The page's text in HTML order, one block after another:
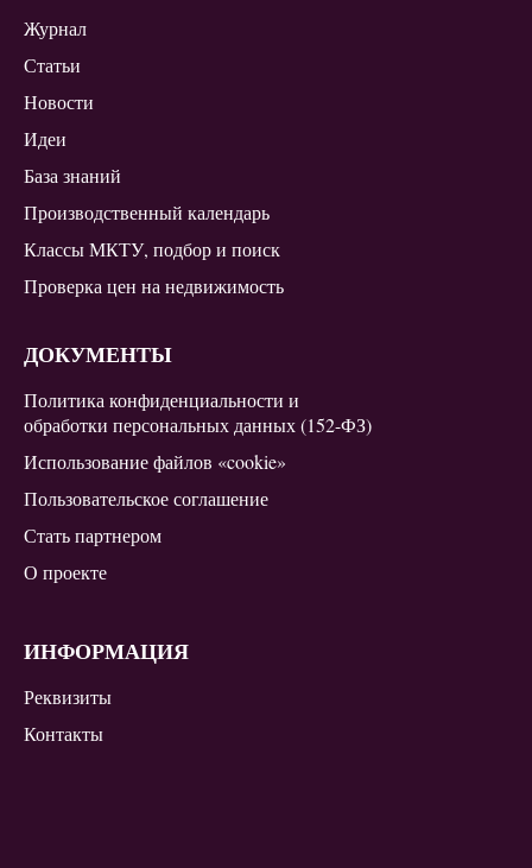
Журнал
Статьи
Новости
Идеи
База знаний
Производственный календарь
Классы МКТУ, подбор и поиск
Проверка цен на недвижимость
ДОКУМЕНТЫ
Политика конфиденциальности и
обработки персональных данных (152-ФЗ)
Использование файлов «cookie»
Пользовательское соглашение
Стать партнером
О проекте
ИНФОРМАЦИЯ
Реквизиты
Контакты